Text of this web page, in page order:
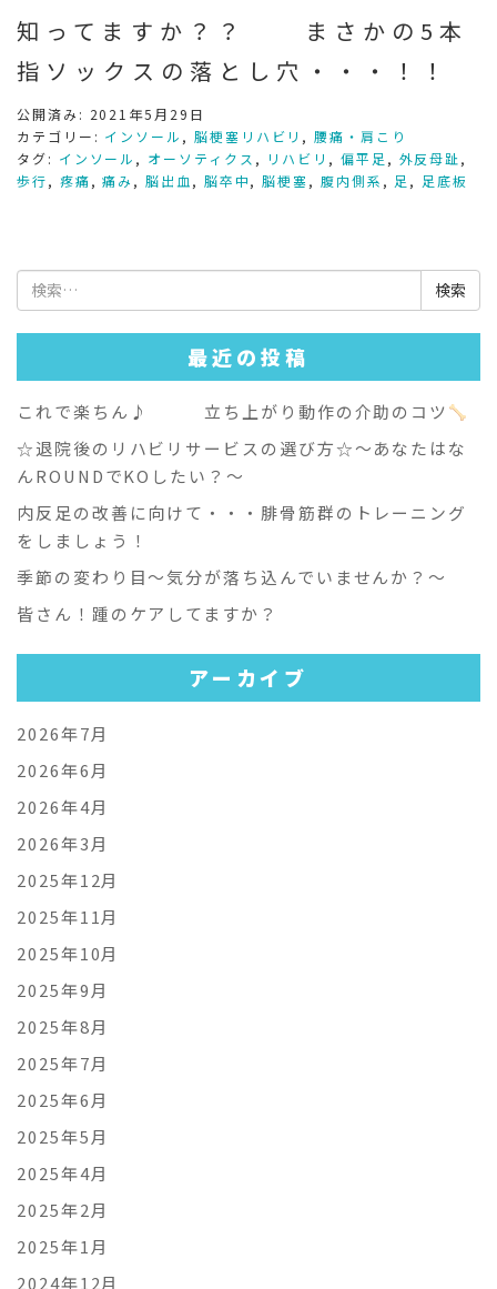
知ってますか？？ まさかの5本
指ソックスの落とし穴・・・！！
公開済み: 2021年5月29日
カテゴリー: インソール , 脳梗塞リハビリ ,腰痛・肩こり
タグ: インソール , オーソティクス , リハビリ , 偏平足 , 外反母趾,
歩行, 疼痛,痛み ,脳出血 , 脳卒中,脳梗塞, 腹内側系 , 足 , 足底板
検
索:
最近の投稿
これで楽ちん♪ 立ち上がり動作の介助のコツ
☆退院後のリハビリサービスの選び方☆～あなたはな
んROUNDでKOしたい？～
内反足の改善に向けて・・・腓骨筋群のトレーニング
をしましょう！
季節の変わり目～気分が落ち込んでいませんか？～
皆さん！踵のケアしてますか？
アーカイブ
2026年7月
2026年6月
2026年4月
2026年3月
2025年12月
2025年11月
2025年10月
2025年9月
2025年8月
2025年7月
2025年6月
2025年5月
2025年4月
2025年2月
2025年1月
2024年12月